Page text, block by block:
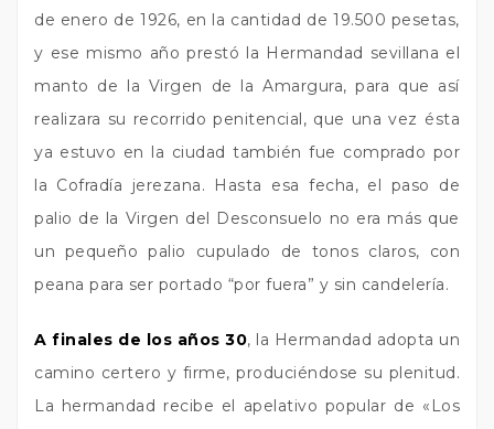
de enero de 1926, en la cantidad de 19.500 pesetas,
y ese mismo año prestó la Hermandad sevillana el
manto de la Virgen de la Amargura, para que así
realizara su recorrido penitencial, que una vez ésta
ya estuvo en la ciudad también fue comprado por
la Cofradía jerezana. Hasta esa fecha, el paso de
palio de la Virgen del Desconsuelo no era más que
un pequeño palio cupulado de tonos claros, con
peana para ser portado “por fuera” y sin candelería.
A finales de los años 30, la Hermandad adopta un
camino certero y firme, produciéndose su plenitud.
La hermandad recibe el apelativo popular de «Los